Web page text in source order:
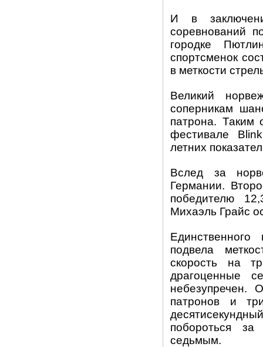
И в
соревнований
городке
спортсменок
в меткости
Великий
соперникам
патрона. Таким
фестивале Blink
летних
Вслед за
Германии.
победителю
Михаэль Грайс
подвела
скорость на
драгоценные
небезупречен.
патронов и
побороться
седьмым.